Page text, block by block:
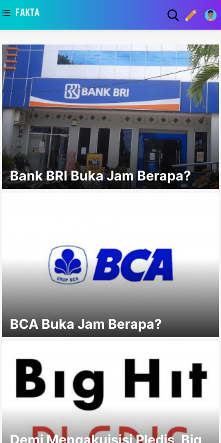
Bank BRI Buka Jam Berapa?
BCA Buka Jam Berapa?